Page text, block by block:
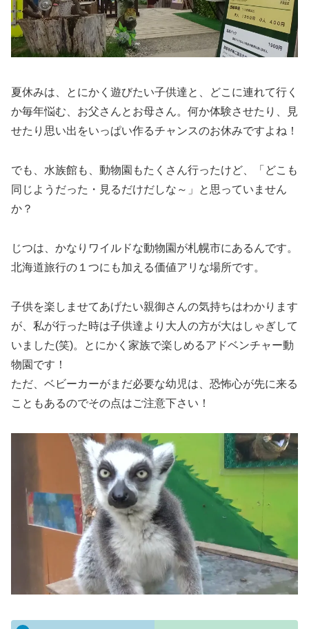
夏休みは、とにかく遊びたい子供達と、どこに連れて行く
か毎年悩む、お父さんとお母さん。何か体験させたり、見
せたり思い出をいっぱい作るチャンスのお休みですよね！
でも、水族館も、動物園もたくさん行ったけど、「どこも
同じようだった・見るだけだしな～」と思っていません
か？
じつは、かなり ワイルドな動物園 が札幌市にあるんです。
北海道旅行の１つにも加える価値アリな場所です。
子供を楽しませてあげたい親御さんの気持ちはわかります
が、私が行った時は子供達より大人の方が大はしゃぎして
いました(笑)。とにかく家族で楽しめるアドベンチャー動
物園です！
ただ、ベビーカーがまだ必要な幼児は、恐怖心が先に来る
こともあるのでその点はご注意下さい！